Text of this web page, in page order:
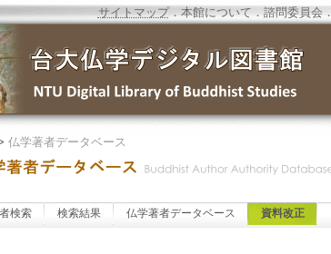
サイトマップ．本館について．諮問委員会．
仏学著者データベース
検索 検索結果 仏学著者データベース 資料改正